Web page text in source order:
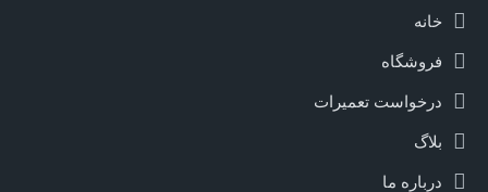
خانه
فروشگاه
درخواست تعمیرات
بلاگ
درباره ما